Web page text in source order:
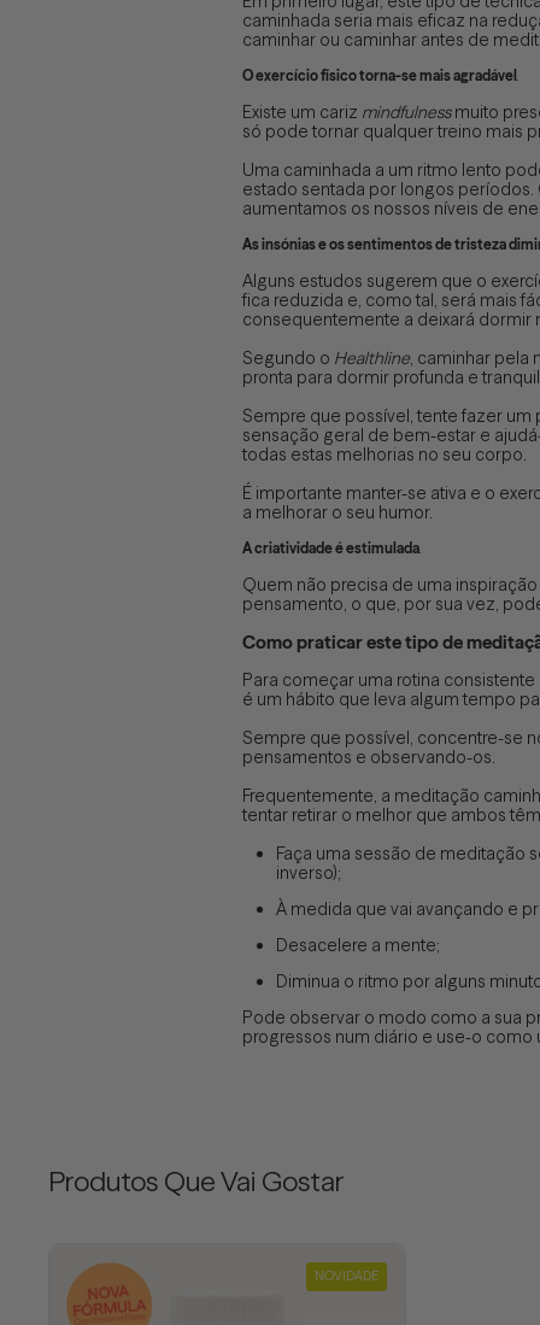
caminhada seria mais eficaz na
caminhar ou caminhar antes de
O exercício físico torna-se mais agradável .
Existe um cariz mindfulnessmuito
só pode tornar qualquer treino mais
Uma caminhada a um ritmo lento
estado sentada por longos
aumentamos os nossos níveis de
As insónias e os sentimentos de tristeza
Alguns estudos sugerem que o
fica reduzida e, como tal, será mais
consequentemente a deixará dormir
Segundo o Healthline, caminhar pela
pronta para dormir profunda e
Sempre que possível, tente fazer um
sensação geral de bem-estar e
todas estas melhorias no seu corpo.
É importante manter-se ativa e o
a melhorar o seu humor.
A criatividade é estimulada.
Quem não precisa de uma
pensamento, o que, por sua vez,
Como praticar este tipo de
Para começar uma rotina
é um hábito que leva algum tempo
Sempre que possível, concentre-se
pensamentos e observando-os.
Frequentemente, a meditação
tentar retirar o melhor que ambos
Faça uma sessão de meditação
inverso);
À medida que vai avançando e
Desacelere a mente;
Diminua o ritmo por alguns
Pode observar o modo como a sua
progressos num diário e use-o como
Produtos Que Vai Gostar
NOVIDADE